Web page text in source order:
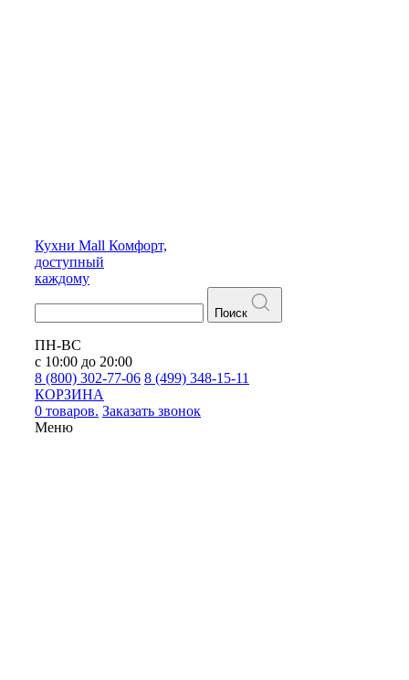
Кухни Mall Комфорт,
доступный
каждому
Поиск
ПН-ВС
с 10:00 до 20:00
8 (800) 302-77-06 8 (499) 348-15-11
КОРЗИНА
0 товаров. Заказать звонок
Меню